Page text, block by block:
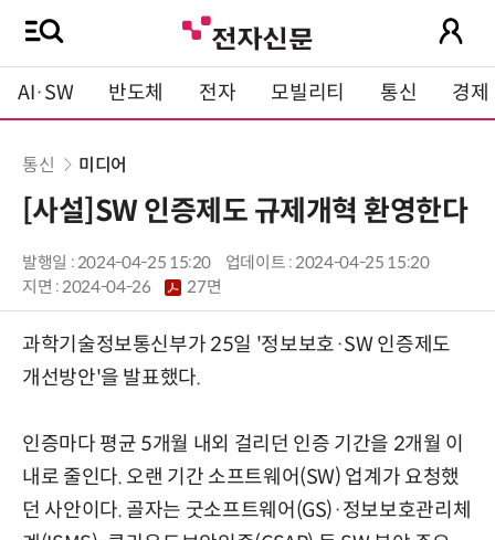
AI·SW 반도체 전자 모빌리티 통신 경제
통신 미디어
[사설]SW 인증제도 규제개혁 환영한다
발행일 : 2024-04-25 15:20
업데이트 : 2024-04-25 15:20
지면 :2024-04-26 27면
과학기술정보통신부가 25일 '정보보호·SW 인증제도
개선방안'을 발표했다.
인증마다 평균 5개월 내외 걸리던 인증 기간을 2개월 이
내로 줄인다. 오랜 기간 소프트웨어(SW) 업계가 요청했
던 사안이다. 골자는 굿소프트웨어(GS)·정보보호관리체